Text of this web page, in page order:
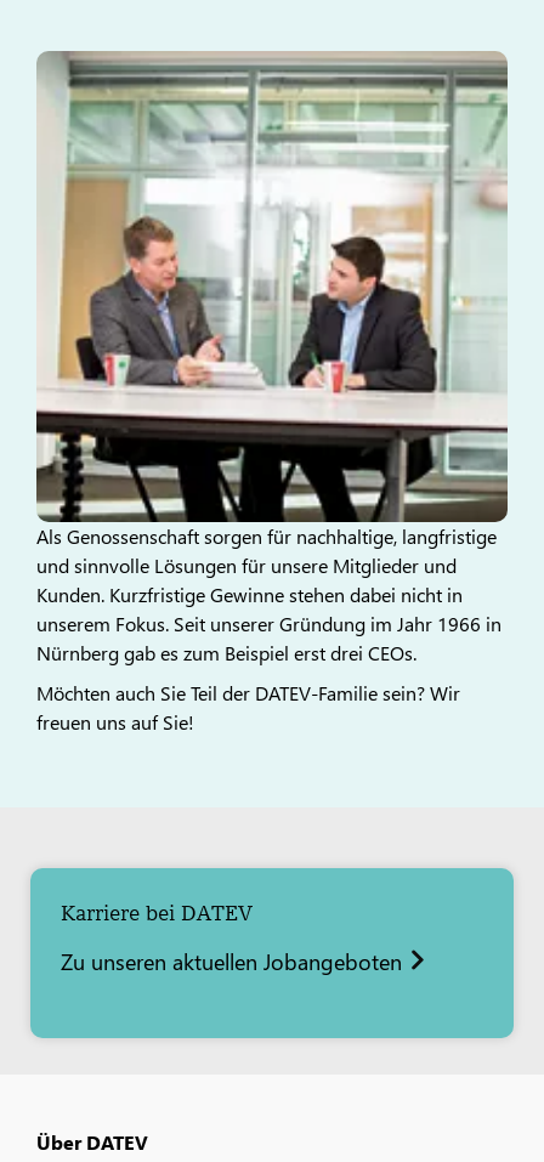
Als Genossenschaft sorgen für nachhaltige, langfristige
und sinnvolle Lösungen für unsere Mitglieder und
Kunden. Kurzfristige Gewinne stehen dabei nicht in
unserem Fokus. Seit unserer Gründung im Jahr 1966 in
Nürnberg gab es zum Beispiel erst drei CEOs.
Möchten auch Sie Teil der DATEV-Familie sein? Wir
freuen uns auf Sie!
Karriere bei DATEV
Zu unseren aktuellen Jobangeboten
Über DATEV